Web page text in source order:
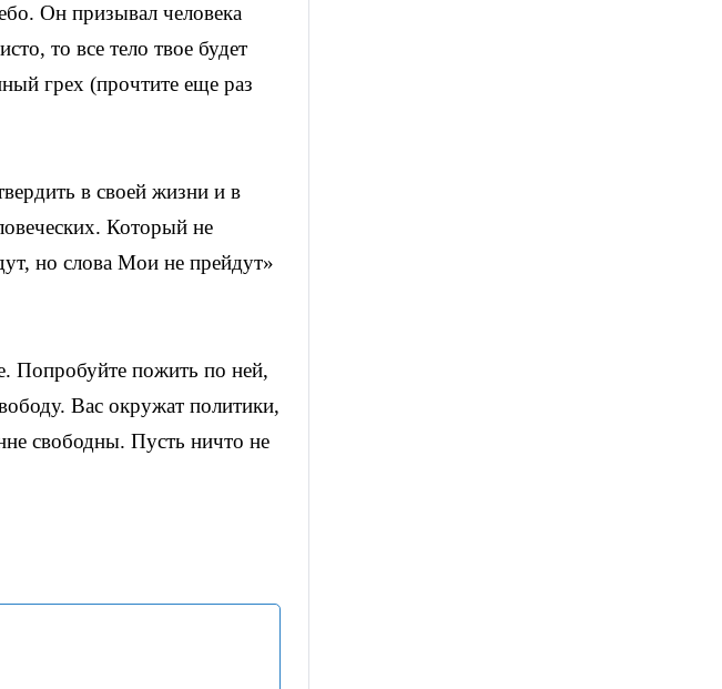
Он призывал человека
то все тело твое будет
грех (прочтите еще раз
в своей жизни и в
Который не
но слова Мои не прейдут»
Попробуйте пожить по ней,
Вас окружат политики,
свободны. Пусть ничто не